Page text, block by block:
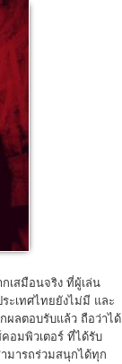
สมือนจริง ที่ผู้เล่น
ะเทศไทยยังไม่มี และ
ผลตอบรับแล้ว ถือว่าได้
อมพิวเตอร์ ที่ได้รับ
มารถร่วมสนุกได้ทุก